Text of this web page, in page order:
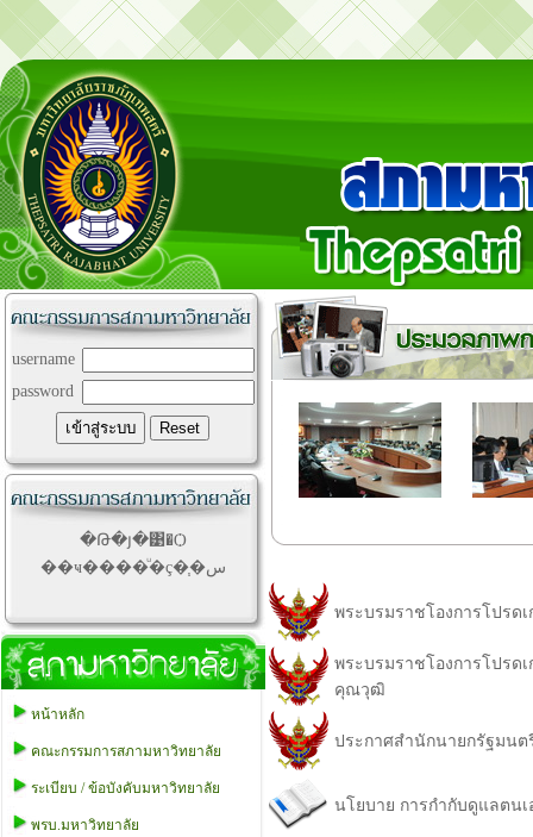
username
password
�Թ�յ�͹�Ѻ
��ҹ����ͧ�ç�֧�س
หน้าหลัก
คณะกรรมการสภามหาวิทยาลัย
ระเบียบ / ข้อบังคับมหาวิทยาลัย
พรบ.มหาวิทยาลัย
พระบรมราชโองการโปรด
พระบรมราชโองการโปรด
คุณวุฒิ
ประกาศสำนักนายกรัฐมนต
นโยบาย การกำกับดูแลตน